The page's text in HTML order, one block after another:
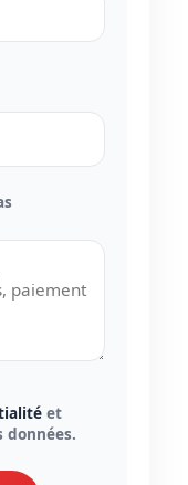
et
données.